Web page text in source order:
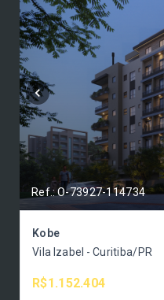
Ref.: O-73927-114734
Kobe
Vila Izabel - Curitiba/PR
R$1.152.404